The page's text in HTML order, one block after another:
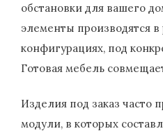
обстановки для вашего
элементы производятся
конфигурациях, под
Готовая мебель
Изделия под заказ часто
модули, в которых